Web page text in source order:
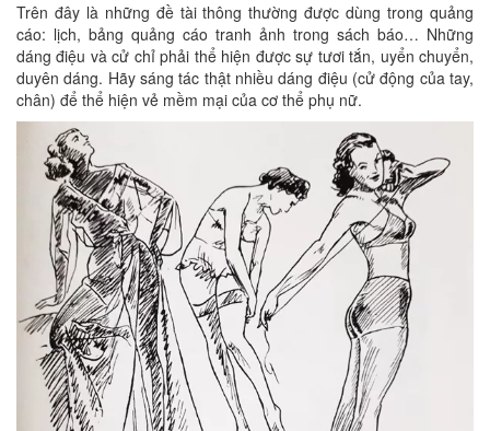
Trên đây là những đề tài thông thường được dùng trong quảng
cáo: lịch, bảng quảng cáo tranh ảnh trong sách báo… Những
dáng điệu và cử chỉ phải thể hiện được sự tươi tắn, uyển chuyển,
duyên dáng. Hãy sáng tác thật nhiều dáng điệu (cử động của tay,
chân) để thể hiện vẻ mềm mại của cơ thể phụ nữ.